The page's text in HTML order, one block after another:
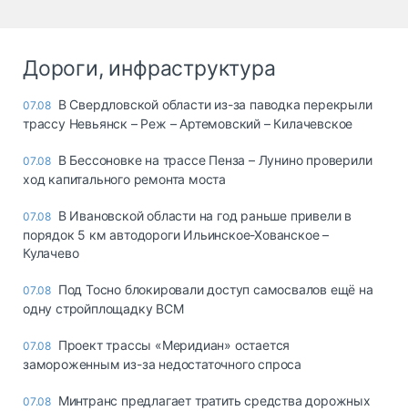
Дороги, инфраструктура
07.08 В Свердловской области из-за паводка перекрыли
трассу Невьянск – Реж – Артемовский – Килачевское
07.08 В Бессоновке на трассе Пенза – Лунино проверили
ход капитального ремонта моста
07.08 В Ивановской области на год раньше привели в
порядок 5 км автодороги Ильинское-Хованское –
Кулачево
07.08 Под Тосно блокировали доступ самосвалов ещё на
одну стройплощадку ВСМ
07.08 Проект трассы «Меридиан» остается
замороженным из-за недостаточного спроса
07.08 Минтранс предлагает тратить средства дорожных